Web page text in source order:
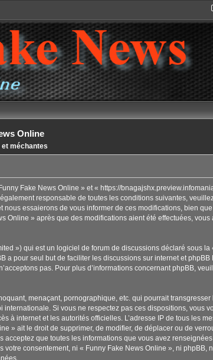
Online
et méchantes
Fake News Online » et « https://
responsable de toutes les conditions suivantes,
essaierons de vous informer de ces modifications, bien
» après que des modifications aient été effectuées, vous
») qui est un logiciel de forum de discussions déclaré sous la
a pour seul but de faciliter les discussions sur internet et phpBB
pas. Pour plus d’informations concernant phpBB,
menaçant, pornographique, etc. qui pourrait
Si vous ne respectez pas ces dispositions, vous
à internet et les autorités officielles. L’adresse IP de tous les
» ait le droit de supprimer, de modifier, de déplacer ou de
acceptez que toutes les informations que vous avez
consentement, ni « Funny Fake News Online », ni phpBB,